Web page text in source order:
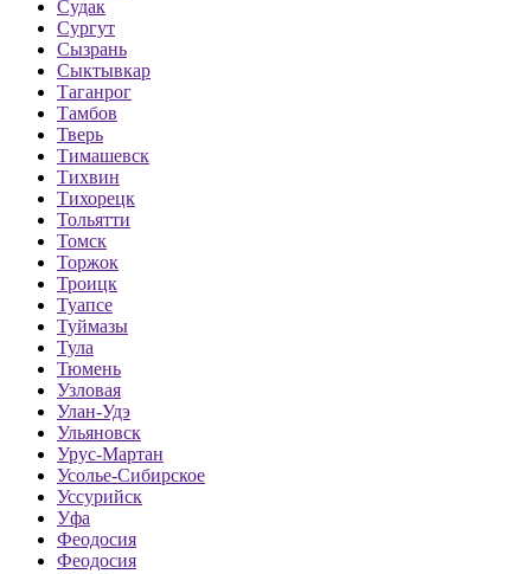
Судак
Сургут
Сызрань
Сыктывкар
Таганрог
Тамбов
Тверь
Тимашевск
Тихвин
Тихорецк
Тольятти
Томск
Торжок
Троицк
Туапсе
Туймазы
Тула
Тюмень
Узловая
Улан-Удэ
Ульяновск
Урус-Мартан
Усолье-Сибирское
Уссурийск
Уфа
Феодосия
Феодосия